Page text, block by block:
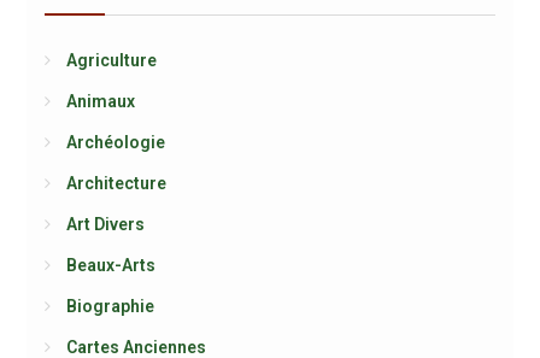
Agriculture
Animaux
Archéologie
Architecture
Art Divers
Beaux-Arts
Biographie
Cartes Anciennes